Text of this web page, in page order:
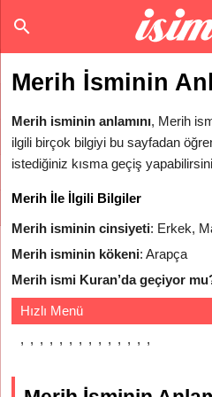
Merih İsminin
Merih isminin anlamını, Merih
ilgili birçok bilgiyi bu sayfadan
istediğiniz kısma geçiş
Merih İle İlgili Bilgiler
Merih isminin cinsiyeti: Erkek,
Merih isminin kökeni: Arapça
Merih ismi Kuran’da geçiyor
Hızlı Menü